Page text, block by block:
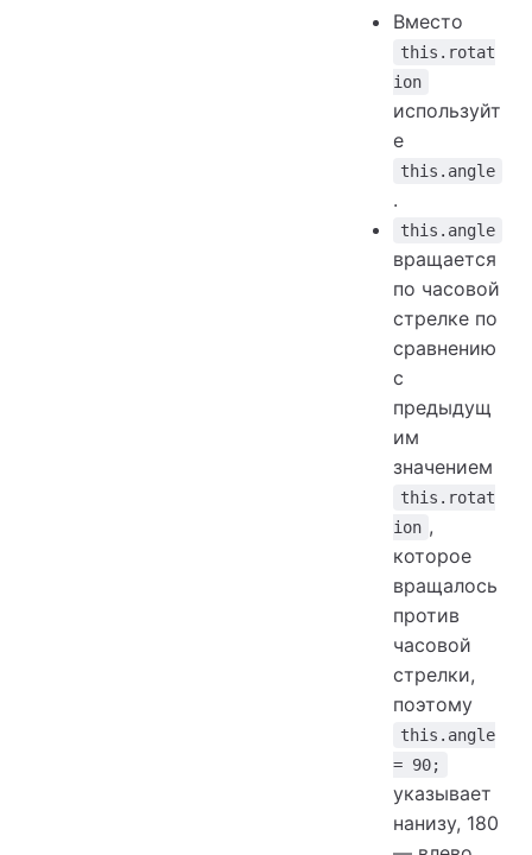
Вместо
this.rotat
ion
используйт
е
this.angle
.
this.angle
вращается
по часовой
стрелке по
сравнению
с
предыдущ
им
значением
this.rotat
ion ,
которое
вращалось
против
часовой
стрелки,
поэтому
this.angle
= 90;
указывает
нанизу, 180